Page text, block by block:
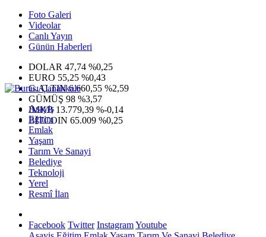
Foto Galeri
Videolar
Canlı Yayın
Günün Haberleri
DOLAR 47,74 %0,25
EURO 55,25 %0,43
G.ALTIN6.660,55 %2,59
GÜMÜŞ 98 %3,57
IMKB 13.779,39 %-0,14
BITCOIN 65.009 %0,25
Asayiş
Eğitim
Emlak
Yaşam
Tarım Ve Sanayi
Belediye
Teknoloji
Yerel
Resmî İlan
Facebook Twitter InstagramYoutube